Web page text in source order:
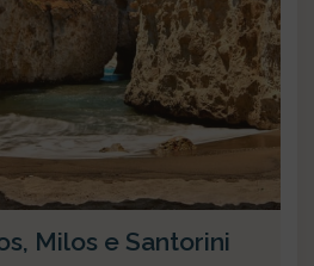
Milos e Santorini